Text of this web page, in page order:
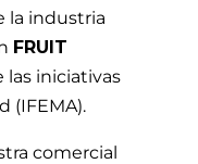
la industria
FRUIT
las iniciativas
(IFEMA).
comercial